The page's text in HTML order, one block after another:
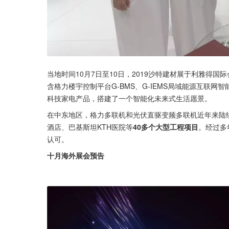
当地时间10月7日至10日，2019沙特建材展于利雅得国
含格力楼宇控制平台G-BMS、G-IEMS局域能源互联网
科技家电产品，搭建了一个智能化未来式生活愿景。
在中东地区，格力多联机和光伏直驱变频多联机近年来
酒店、巴基斯坦KTH医院等40多个大型工程项目 。经过
认可。
十月海外展会预告